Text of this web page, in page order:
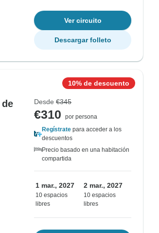
Ver circuito
Descargar folleto
10% de descuento
Desde €345
€310
por persona
Regístrate para acceder a los
descuentos
Precio basado en una habitación
compartida
1 mar., 2027
10 espacios
libres
2 mar., 2027
10 espacios
libres